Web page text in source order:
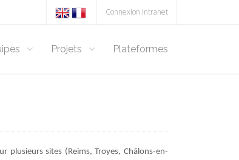
Connexion Intranet
Projets Plateformes
plusieurs sites (Reims, Troyes, Châlons-en-